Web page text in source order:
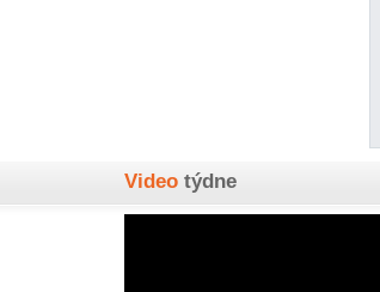
Video týdne